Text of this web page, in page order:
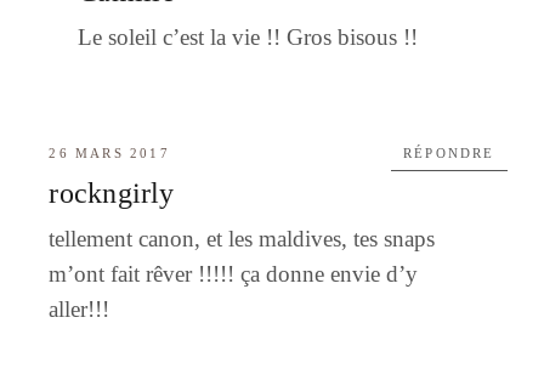
Le soleil c’est la vie !! Gros bisous !!
26 MARS 2017
rockngirly
tellement canon, et les maldives, tes snaps
m’ont fait rêver !!!!! ça donne envie d’y
aller!!!
RÉPONDRE